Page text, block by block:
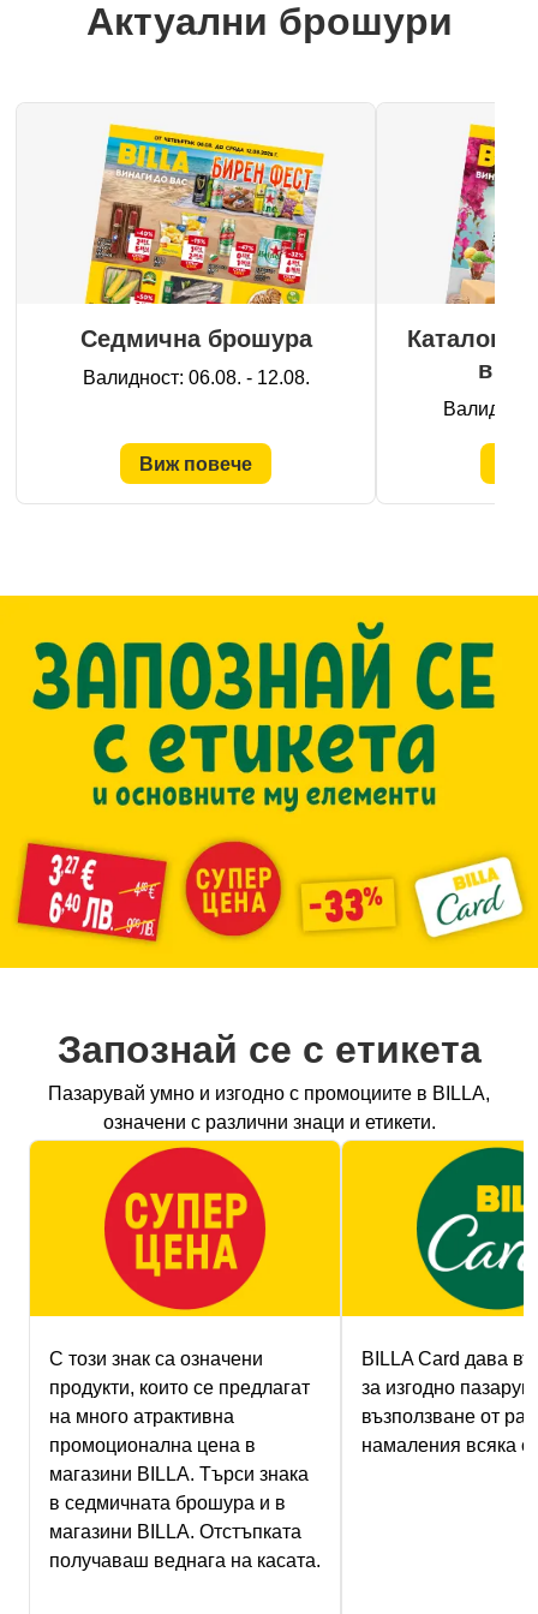
Актуални брошури
Седмична брошура
Валидност: 06.08. - 12.08.
Виж повече
Каталог
в
Запознай се с етикета
Пазарувай умно и изгодно с промоциите в BILLA,
означени с различни знаци и етикети.
С този знак са означени
продукти, които се предлагат
нa много атрактивна
промоционална цена в
магазини BILLA. Търси знака
в седмичната брошура и в
магазини BILLA. Отстъпката
получаваш веднага на касата.
BILLA Card дава
за изгодно
възползване от
намаления всяка